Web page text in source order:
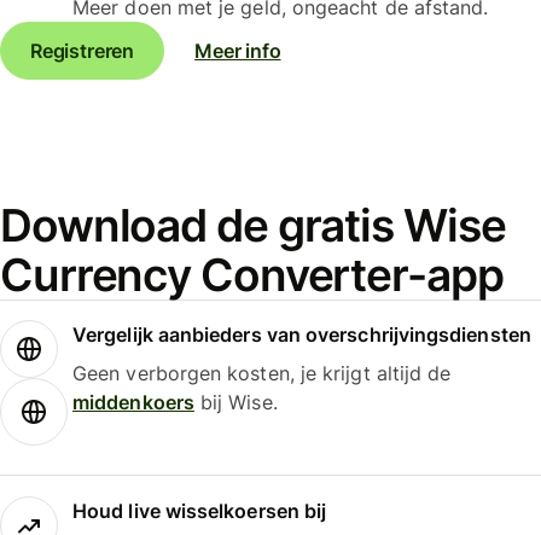
Meer doen met je geld, ongeacht de afstand.
Registreren
Meer info
Download de gratis Wise
Currency Converter-app
Vergelijk aanbieders van overschrijvingsdiensten
Geen verborgen kosten, je krijgt altijd de
middenkoersbij Wise.
Houd live wisselkoersen bij